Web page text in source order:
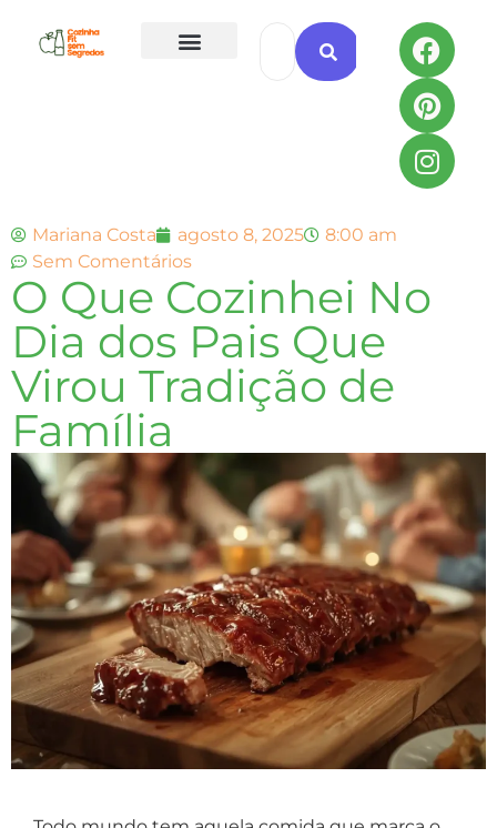
Mariana Costa agosto 8, 2025
8:00 am
Sem Comentários
O Que Cozinhei No
Dia dos Pais Que
Virou Tradição de
Família